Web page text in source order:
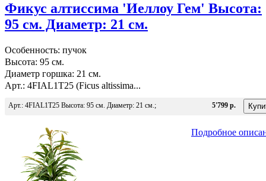
Фикус алтиссима 'Иеллоу Гем' Высота:
95 см. Диаметр: 21 см.
Особенность: пучок
Высота: 95 см.
Диаметр горшка: 21 см.
Арт.: 4FIAL1T25 (Ficus altissima...
Арт.: 4FIAL1T25 Высота: 95 см. Диаметр: 21 см.; 5'799 р.
Подробное